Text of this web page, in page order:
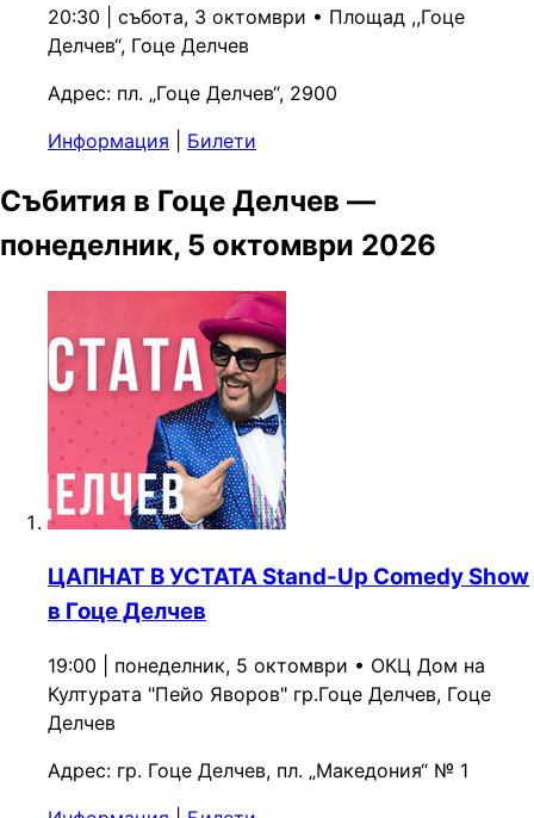
20:30 | събота, 3 октомври • Площад ,,Гоце
Делчев“, Гоце Делчев
Адрес: пл. „Гоце Делчев“, 2900
Информация
Билети
Събития в Гоце Делчев —
понеделник, 5 октомври 2026
ЦАПНАТ В УСТАТА Stand-Up Comedy Show
в Гоце Делчев
19:00 | понеделник, 5 октомври • ОКЦ Дом на
Културата "Пейо Яворов" гр.Гоце Делчев, Гоце
Делчев
Адрес: гр. Гоце Делчев, пл. „Македония“ № 1